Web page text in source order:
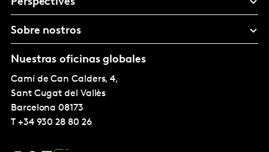
Sobre nostros
Nuestras oficinas globales
Camí de Can Calders, 4,
Sant Cugat del Vallès
Barcelona 08173
T +34 930 28 80 26